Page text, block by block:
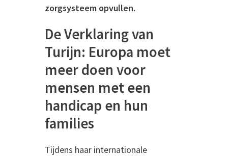
zorgsysteem opvullen.
De Verklaring van
Turijn: Europa moet
meer doen voor
mensen met een
handicap en hun
families
Tijdens haar internationale